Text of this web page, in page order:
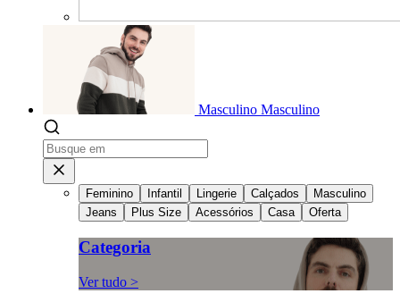
Masculino Masculino
Feminino Infantil Lingerie Calçados
Masculino
Jeans
Plus Size Acessórios Casa Oferta
Categoria
Ver tudo >